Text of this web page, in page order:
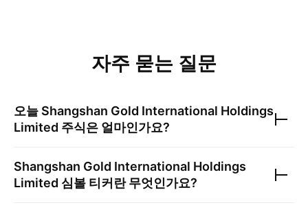
자주 묻는 질문
오늘 Shangshan Gold International Holdings
Limited 주식은 얼마인가요?
Shangshan Gold International Holdings
Limited 심볼 티커란 무엇인가요?